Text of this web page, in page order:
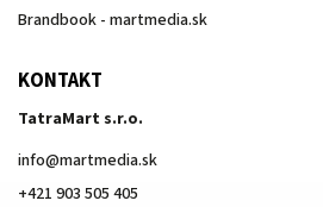
Brandbook - martmedia.sk
KONTAKT
TatraMart s.r.o.
info@martmedia.sk
+421 903 505 405